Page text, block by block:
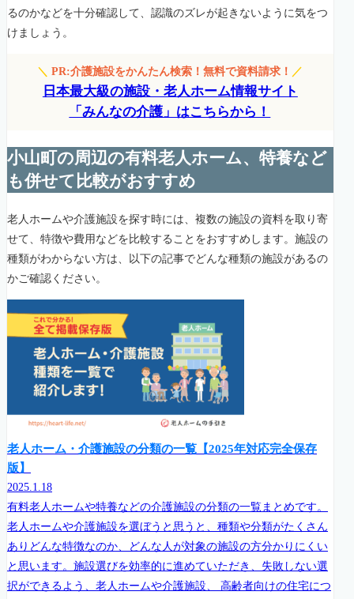
るのかなどを十分確認して、認識のズレが起きないように気をつ
けましょう。
＼PR:介護施設をかんたん検索！無料で資料請求！ ／
日本最大級の施設・老人ホーム情報サイト
「みんなの介護」はこちらから！
小山町の周辺の有料老人ホーム、特養など
も併せて比較がおすすめ
老人ホームや介護施設を探す時には、複数の施設の資料を取り寄
せて、特徴や費用などを比較することをおすすめします。施設の
種類がわからない方は、以下の記事でどんな種類の施設があるの
かご確認ください。
老人ホーム・介護施設の分類の一覧【2025年対応完全保存
版】
2025.1.18
有料老人ホームや特養などの介護施設の分類の一覧まとめです。
老人ホームや介護施設を選ぼうと思うと、種類や分類がたくさん
ありどんな特徴なのか、どんな人が対象の施設の方分かりにくい
と思います。施設選びを効率的に進めていただき、失敗しない選
択ができるよう、老人ホームや介護施設、 高齢者向けの住宅につ